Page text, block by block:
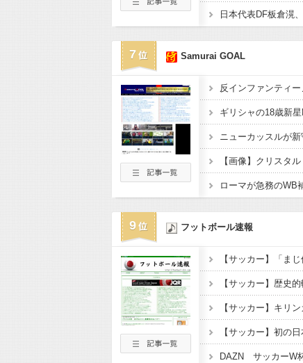
7 Samurai GOAL
【画像】クリスタ
9 フットボール速報